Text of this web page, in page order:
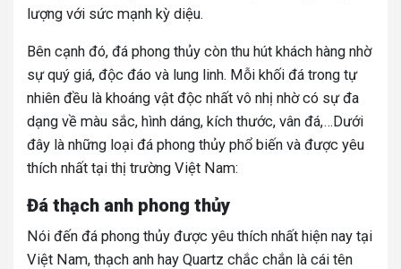
lượng với sức mạnh kỳ diệu.
Bên cạnh đó, đá phong thủy còn thu hút khách hàng nhờ
sự quý giá, độc đáo và lung linh. Mỗi khối đá trong tự
nhiên đều là khoáng vật độc nhất vô nhị nhờ có sự đa
dạng về màu sắc, hình dáng, kích thước, vân đá,…Dưới
đây là những loại đá phong thủy phổ biến và được yêu
thích nhất tại thị trường Việt Nam:
Đá thạch anh phong thủy
Nói đến đá phong thủy được yêu thích nhất hiện nay tại
Việt Nam, thạch anh hay Quartz chắc chắn là cái tên